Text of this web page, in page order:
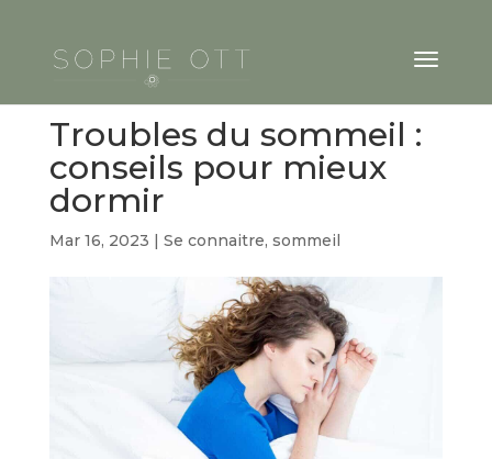
Troubles du sommeil :
conseils pour mieux
dormir
Mar 16, 2023 | Se connaitre, sommeil